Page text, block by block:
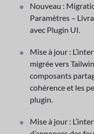
Nouveau :
Paramètres –
avec Plugin UI.
Mise à jour :
migrée vers
composants
cohérence et les
plugin.
Mise à jour :